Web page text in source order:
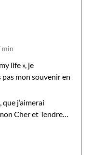
min
life », je
mon souvenir en
j’aimerai
Cher et Tendre…